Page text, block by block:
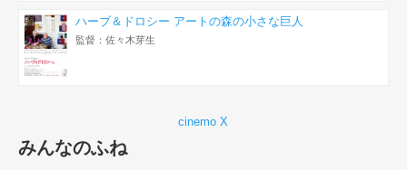
ハーブ＆ドロシー アートの森の小さな巨人
監督：佐々木芽生
cinemo X
みんなのふね